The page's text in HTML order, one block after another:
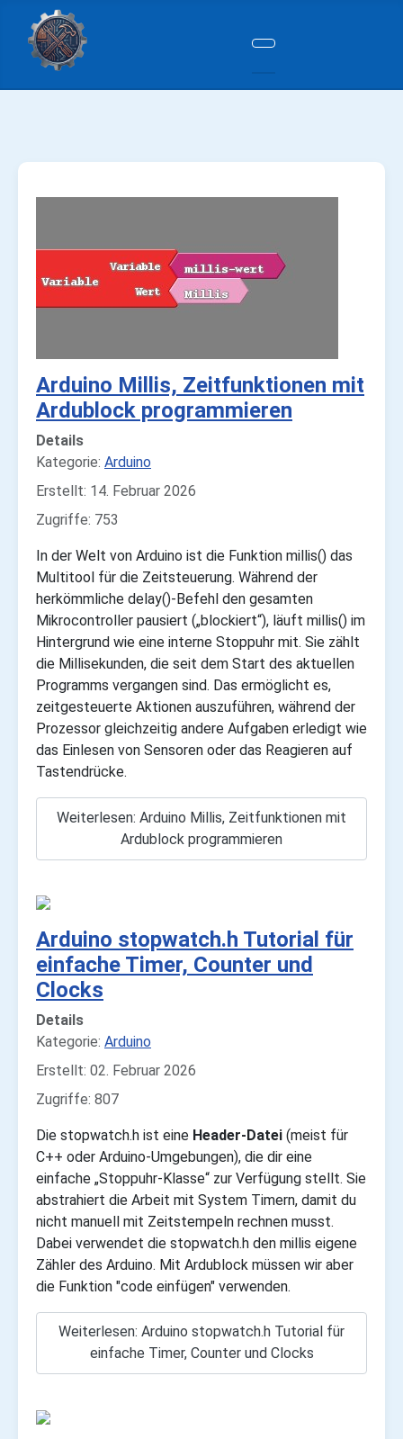
Arduino Millis, Zeitfunktionen mit
Ardublock programmieren
Details
Kategorie: Arduino
Erstellt: 14. Februar 2026
Zugriffe: 753
In der Welt von Arduino ist die Funktion millis() das
Multitool für die Zeitsteuerung. Während der
herkömmliche delay()-Befehl den gesamten
Mikrocontroller pausiert („blockiert“), läuft millis() im
Hintergrund wie eine interne Stoppuhr mit. Sie zählt
die Millisekunden, die seit dem Start des aktuellen
Programms vergangen sind. Das ermöglicht es,
zeitgesteuerte Aktionen auszuführen, während der
Prozessor gleichzeitig andere Aufgaben erledigt wie
das Einlesen von Sensoren oder das Reagieren auf
Tastendrücke.
Weiterlesen: Arduino Millis, Zeitfunktionen mit
Ardublock programmieren
Arduino stopwatch.h Tutorial für
einfache Timer, Counter und
Clocks
Details
Kategorie: Arduino
Erstellt: 02. Februar 2026
Zugriffe: 807
Die stopwatch.h ist eine Header-Datei (meist für
C++ oder Arduino-Umgebungen), die dir eine
einfache „Stoppuhr-Klasse“ zur Verfügung stellt. Sie
abstrahiert die Arbeit mit System Timern, damit du
nicht manuell mit Zeitstempeln rechnen musst.
Dabei verwendet die stopwatch.h den millis eigene
Zähler des Arduino. Mit Ardublock müssen wir aber
die Funktion "code einfügen" verwenden.
Weiterlesen: Arduino stopwatch.h Tutorial für
einfache Timer, Counter und Clocks